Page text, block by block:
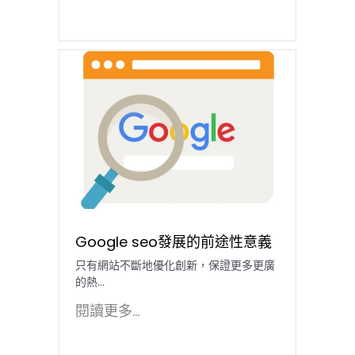
Google seo發展的前途性意義
只有網站不斷地優化創新，保證更多更廣
的熱...
閱讀更多...